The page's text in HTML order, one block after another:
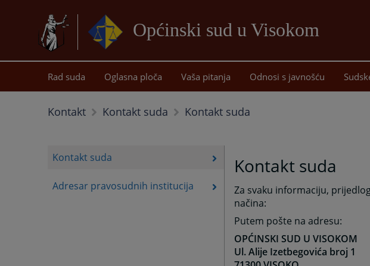
Općinski sud u Visokom
sadržaj
Rad suda Oglasna ploča Vaša pitanja Odnosi s javnošću
Kontakt Kontakt suda Kontakt suda
Kontakt suda
Adresar pravosudnih institucija
Kontakt suda
Za svaku informaciju,
načina:
Putem pošte na adresu:
OPĆINSKI SUD U VISOKOM
Ul. Alije Izetbegovića broj 1